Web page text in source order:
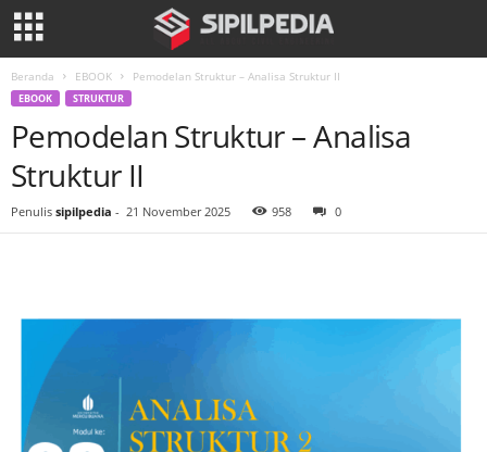
Beranda EBOOK Pemodelan Struktur – Analisa Struktur II
EBOOK STRUKTUR
Pemodelan Struktur – Analisa
Struktur II
Penulis sipilpedia - 21 November 2025 958 0